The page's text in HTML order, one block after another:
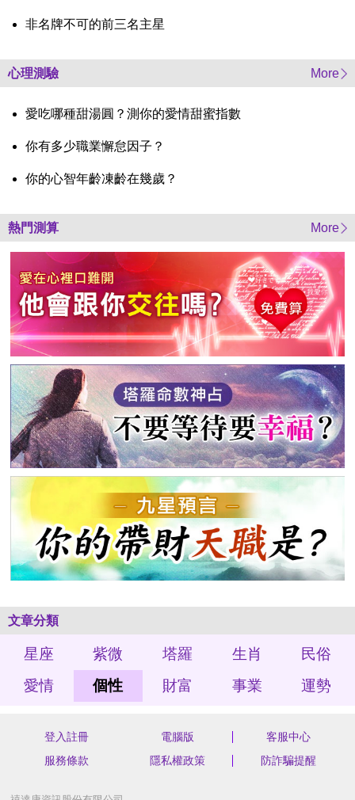
非名牌不可的前三名主星
心理測驗 More
愛吃哪種甜湯圓？測你的愛情甜蜜指數
你有多少職業懈怠因子？
你的心智年齡凍齡在幾歲？
熱門測算 More
文章分類
星座 紫微 塔羅 生肖
民俗
愛情
個性 財富 事業 運勢
登入註冊 電腦版
客服中心
服務條款
隱私權政策 防詐騙提醒